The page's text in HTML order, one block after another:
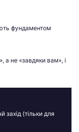
фундаментом
не «завдяки вам», і
захід (тільки для